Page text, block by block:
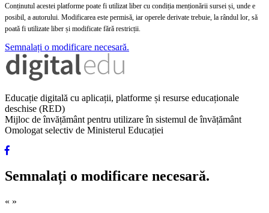
Conținutul acestei platforme poate fi utilizat liber cu condiția menționării sursei și, unde e
posibil, a autorului. Modificarea este permisă, iar operele derivate trebuie, la rândul lor, să
poată fi utilizate liber și modificate fără restricții.
Semnalați o modificare necesară.
Educație digitală cu aplicații, platforme și resurse educaționale
deschise (RED)
Mijloc de învățământ pentru utilizare în sistemul de învățământ
Omologat selectiv de Ministerul Educației
Semnalați o modificare necesară.
« »